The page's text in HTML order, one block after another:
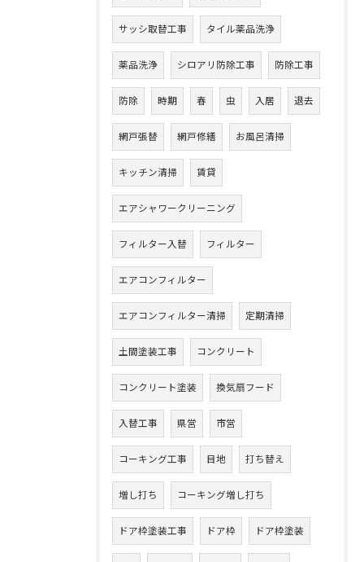
サッシ取替工事 タイル薬品洗浄
薬品洗浄 シロアリ防除工事 防除工事
防除 時期 春 虫 入居 退去
網戸張替 網戸修繕 お風呂清掃
キッチン清掃 賃貸
エアシャワークリーニング
フィルター入替 フィルター
エアコンフィルター
エアコンフィルター清掃 定期清掃
土間塗装工事 コンクリート
コンクリート塗装 換気扇フード
入替工事 県営 市営
コーキング工事 目地 打ち替え
増し打ち コーキング増し打ち
ドア枠塗装工事 ドア枠 ドア枠塗装